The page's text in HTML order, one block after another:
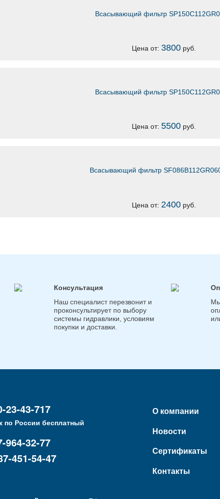
Всасывающий фильтр
Цена от: 3800руб.
Всасывающий фильтр
Цена от: 5500руб.
Всасывающий фильтр
Цена от: 2400руб.
Консультация
Наш специалист перезвонит и
проконсультирует по выбору
системы гидравлики, условиям
покупки и доставки.
23-43-717
по России бесплатный
964-32-77
451-54-47
О компании
Новости
Сертификаты
Контакты